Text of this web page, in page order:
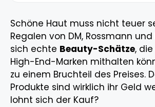
Schöne Haut muss nicht teuer
Regalen von DM, Rossmann
sich echte Beauty-Schätze,
High-End-Marken mithalten
zu einem Bruchteil des Preises.
Produkte sind wirklich ihr Geld
lohnt sich der Kauf?